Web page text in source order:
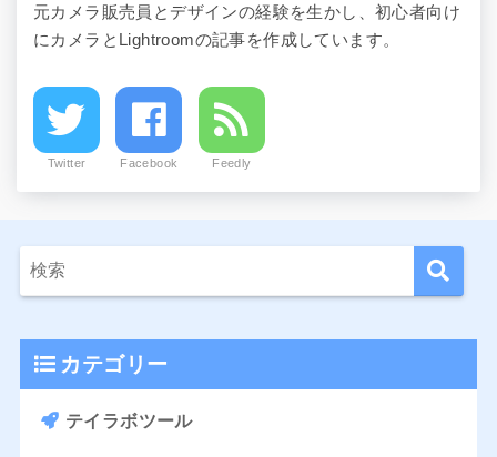
元カメラ販売員とデザインの経験を生かし、初心者向け
にカメラとLightroomの記事を作成しています。
Twitter Facebook Feedly
カテゴリー
テイラボツール